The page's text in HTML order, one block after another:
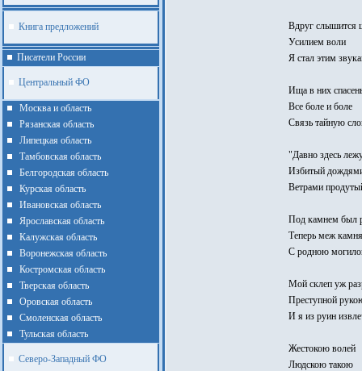
Книга предложений
Писатели России
Центральный ФО
Москва и область
Рязанская область
Липецкая область
Тамбовская область
Белгородская область
Курская область
Ивановская область
Ярославская область
Калужская область
Воронежская область
Костромская область
Тверская область
Оровская область
Смоленская область
Тульская область
Северо-Западный ФО
Вдруг слышится
Усилием воли
Я стал этим
Ища в них
Все боле и боле
Связь тайную
"Давно здесь
Избитый
Ветрами
Под камнем был
Теперь меж
С родною
Мой склеп уж
Преступной
И я из руин
Жестокою волей
Людскою такою